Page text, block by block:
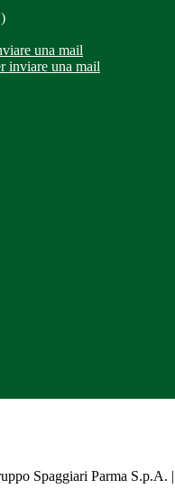
una mail
inviare una mail
Spaggiari Parma